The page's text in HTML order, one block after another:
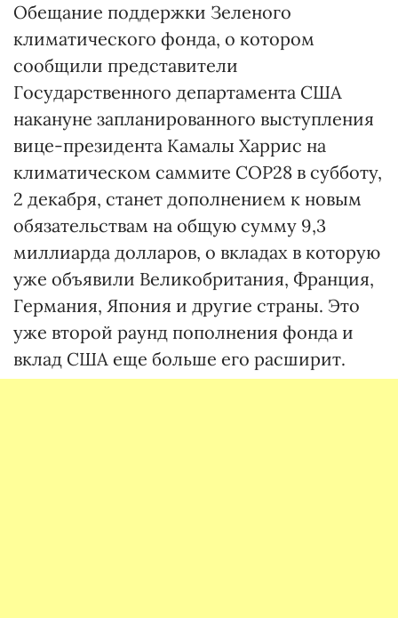
Обещание поддержки Зеленого
климатического фонда, о котором
сообщили представители
Государственного департамента США
накануне запланированного выступления
вице-президента Камалы Харрис на
климатическом саммите COP28 в субботу,
2 декабря, станет дополнением к новым
обязательствам на общую сумму 9,3
миллиарда долларов, о вкладах в которую
уже объявили Великобритания, Франция,
Германия, Япония и другие страны. Это
уже второй раунд пополнения фонда и
вклад США еще больше его расширит.